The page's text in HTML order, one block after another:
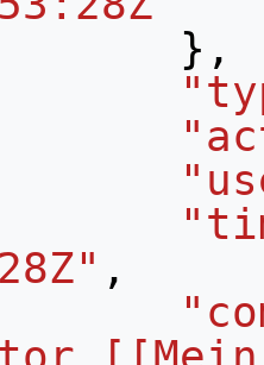
},
,